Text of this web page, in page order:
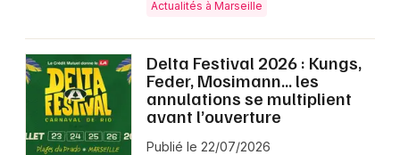
Actualités à Marseille
Delta Festival 2026 : Kungs,
Feder, Mosimann… les
annulations se multiplient
avant l’ouverture
Publié le 22/07/2026